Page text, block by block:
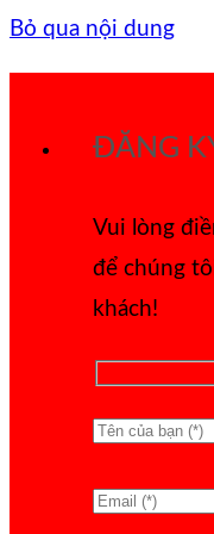
Bỏ qua nội dung
ĐĂNG
Vui lòng
để chúng
khách!